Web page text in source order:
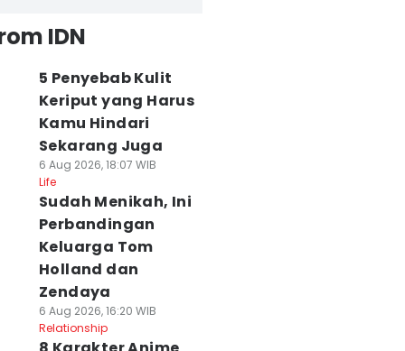
IDN
5 Penyebab Kulit
Keriput yang Harus
Kamu Hindari
Sekarang Juga
6 Aug 2026, 18:07 WIB
Life
Sudah Menikah, Ini
Perbandingan
Keluarga Tom
Holland dan
Zendaya
6 Aug 2026, 16:20 WIB
Relationship